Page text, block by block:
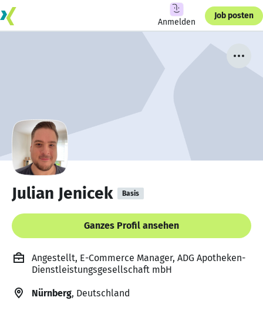
Anmelden
Job posten
Julian Jenicek Basis
Ganzes Profil ansehen
Angestellt, E-Commerce Manager, ADG Apotheken-
Dienstleistungsgesellschaft mbH
Nürnberg, Deutschland